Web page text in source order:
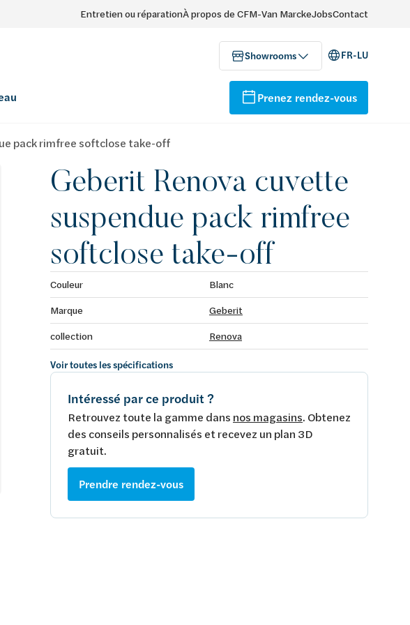
Entretien ou réparationÀ propos de CFM-Van MarckeJobsContact
Showrooms FR-LU
Prenez rendez-vous
pack rimfree softclose take-off
Geberit Renova cuvette
suspendue pack rimfree
softclose take-off
Couleur
Blanc
Marque
Geberit
collection
Renova
Voir toutes les spécifications
Intéressé par ce produit ?
Retrouvez toute la gamme dans nos magasins. Obtenez
des conseils personnalisés et recevez un plan 3D
gratuit.
Prendre rendez-vous